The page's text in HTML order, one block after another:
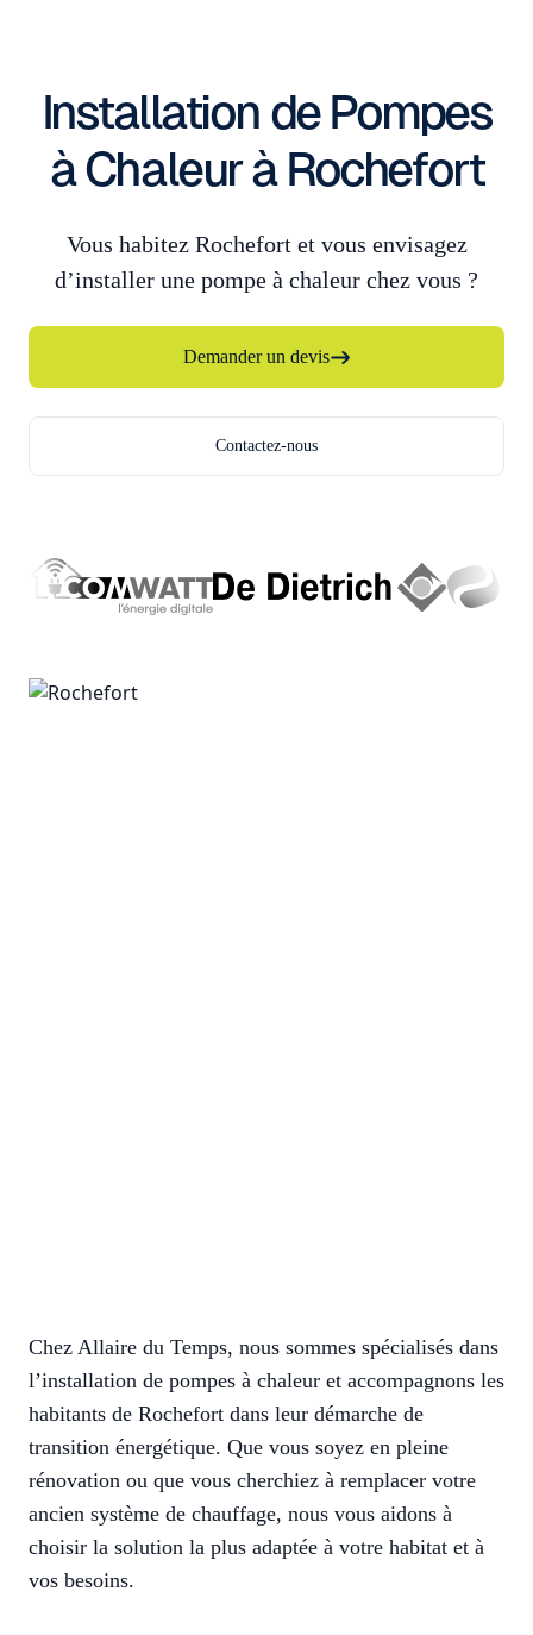
Installation de Pompes
à Chaleur à Rochefort
Vous habitez Rochefort et vous envisagez
d’installer une pompe à chaleur chez vous ?
Demander un devis
Contactez-nous
Chez Allaire du Temps, nous sommes spécialisés dans
l’installation de pompes à chaleur et accompagnons les
habitants de Rochefort dans leur démarche de
transition énergétique. Que vous soyez en pleine
rénovation ou que vous cherchiez à remplacer votre
ancien système de chauffage, nous vous aidons à
choisir la solution la plus adaptée à votre habitat et à
vos besoins.